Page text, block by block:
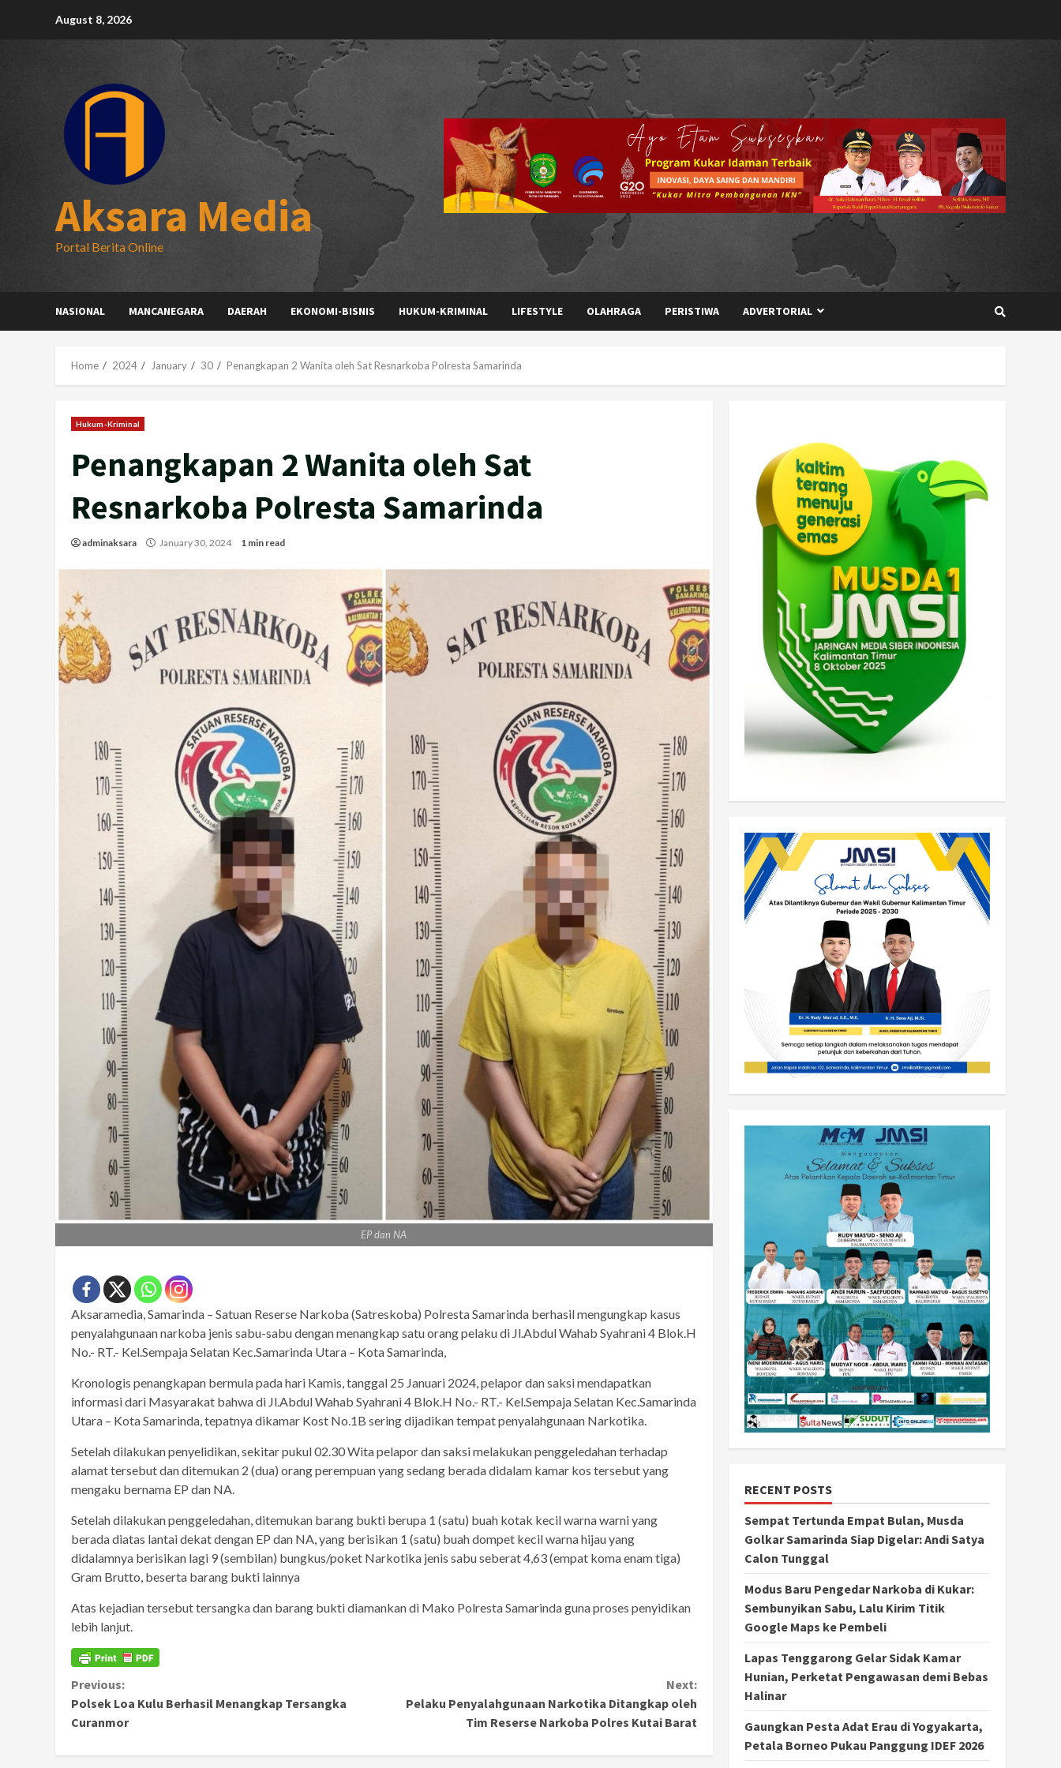
August 8, 2026
Aksara Media
Portal Berita Online
NASIONAL MANCANEGARA DAERAH EKONOMI-BISNIS HUKUM-KRIMINAL LIFESTYLE OLAHRAGA PERISTIWA ADVERTORIAL
Home 2024 January 30 Penangkapan 2 Wanita oleh Sat Resnarkoba Polresta Samarinda
Hukum-Kriminal
Penangkapan 2 Wanita oleh Sat
Resnarkoba Polresta Samarinda
adminaksara January 30, 2024 1 min read
EP dan NA
Aksaramedia, Samarinda – Satuan Reserse Narkoba (Satreskoba) Polresta Samarinda berhasil mengungkap kasus
penyalahgunaan narkoba jenis sabu-sabu dengan menangkap satu orang pelaku di Jl.Abdul Wahab Syahrani 4 Blok.H
No.- RT.- Kel.Sempaja Selatan Kec.Samarinda Utara – Kota Samarinda,
Kronologis penangkapan bermula pada hari Kamis, tanggal 25 Januari 2024, pelapor dan saksi mendapatkan
informasi dari Masyarakat bahwa di Jl.Abdul Wahab Syahrani 4 Blok.H No.- RT.- Kel.Sempaja Selatan Kec.Samarinda
Utara – Kota Samarinda, tepatnya dikamar Kost No.1B sering dijadikan tempat penyalahgunaan Narkotika.
Setelah dilakukan penyelidikan, sekitar pukul 02.30 Wita pelapor dan saksi melakukan penggeledahan terhadap
alamat tersebut dan ditemukan 2 (dua) orang perempuan yang sedang berada didalam kamar kos tersebut yang
mengaku bernama EP dan NA.
Setelah dilakukan penggeledahan, ditemukan barang bukti berupa 1 (satu) buah kotak kecil warna warni yang
berada diatas lantai dekat dengan EP dan NA, yang berisikan 1 (satu) buah dompet kecil warna hijau yang
didalamnya berisikan lagi 9 (sembilan) bungkus/poket Narkotika jenis sabu seberat 4,63 (empat koma enam tiga)
Gram Brutto, beserta barang bukti lainnya
Atas kejadian tersebut tersangka dan barang bukti diamankan di Mako Polresta Samarinda guna proses penyidikan
lebih lanjut.
Continue
Reading
Previous:
Polsek Loa Kulu Berhasil Menangkap Tersangka
Curanmor
Next:
Pelaku Penyalahgunaan Narkotika Ditangkap oleh
Tim Reserse Narkoba Polres Kutai Barat
RECENT POSTS
Sempat Tertunda Empat Bulan, Musda
Golkar Samarinda Siap Digelar: Andi Satya
Calon Tunggal
Modus Baru Pengedar Narkoba di Kukar:
Sembunyikan Sabu, Lalu Kirim Titik
Google Maps ke Pembeli
Lapas Tenggarong Gelar Sidak Kamar
Hunian, Perketat Pengawasan demi Bebas
Halinar
Gaungkan Pesta Adat Erau di Yogyakarta,
Petala Borneo Pukau Panggung IDEF 2026